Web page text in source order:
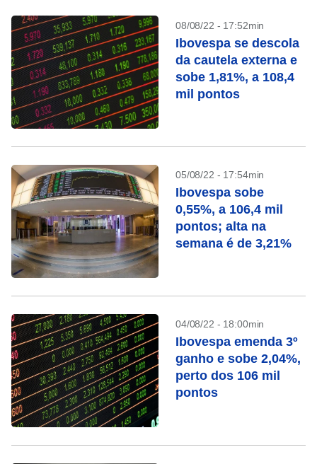
08/08/22 - 17:52min
Ibovespa se descola
da cautela externa e
sobe 1,81%, a 108,4
mil pontos
05/08/22 - 17:54min
Ibovespa sobe
0,55%, a 106,4 mil
pontos; alta na
semana é de 3,21%
04/08/22 - 18:00min
Ibovespa emenda 3º
ganho e sobe 2,04%,
perto dos 106 mil
pontos